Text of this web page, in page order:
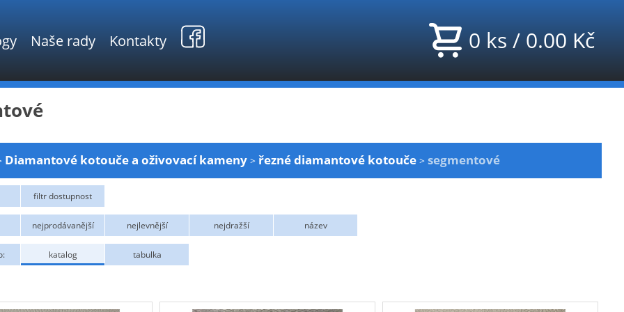
Naše rady Kontakty 0ks/0.00Kč
Diamantové kotouče a oživovací kameny > řezné diamantové kotouče > segmentové
filtr dostupnost
DIAMOND DRONCO HEGER
RHODIUS TYROLIT
nejprodávanější nejlevnější nejdražší název
katalog tabulka